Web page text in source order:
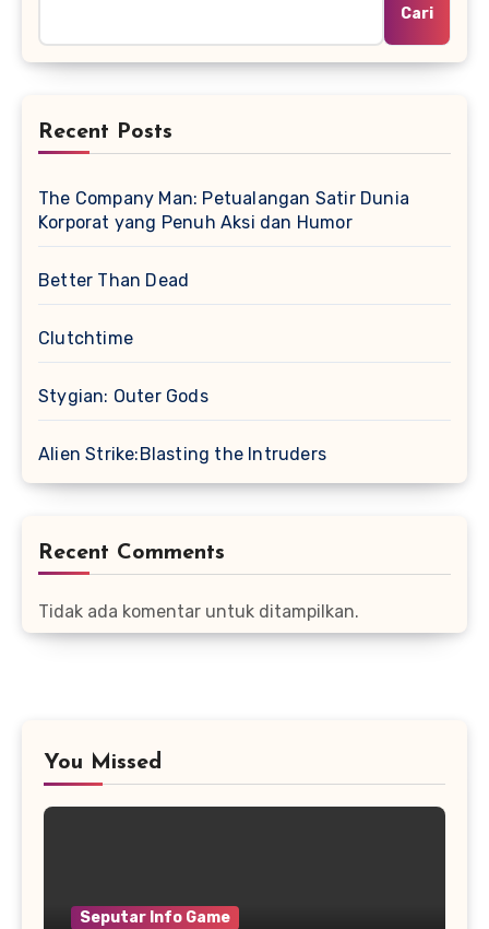
Cari
Recent Posts
The Company Man: Petualangan Satir Dunia
Korporat yang Penuh Aksi dan Humor
Better Than Dead
Clutchtime
Stygian: Outer Gods
Alien Strike:Blasting the Intruders
Recent Comments
Tidak ada komentar untuk ditampilkan.
You Missed
Seputar Info Game